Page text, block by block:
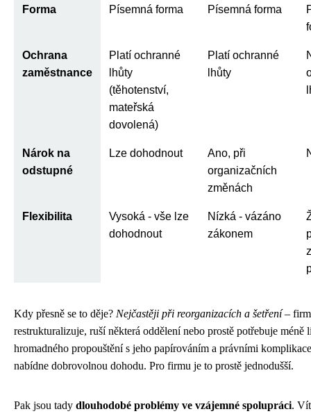
Forma Písemná forma Písemná forma
Ochrana
zaměstnance
Platí ochranné
lhůty
(těhotenství,
mateřská
dovolená)
Platí ochranné
lhůty
Nárok na
odstupné
Lze dohodnout
Ano, při
organizačních
změnách
Flexibilita
Vysoká - vše lze
dohodnout
Nízká - vázáno
zákonem
Kdy přesně se to děje? Nejčastěji při reorganizacích a šetření–
restrukturalizuje, ruší některá oddělení nebo prostě potřebuje méně
hromadného propouštění s jeho papírováním a právními
nabídne dobrovolnou dohodu. Pro firmu je to prostě jednodušší.
Pak jsou tady dlouhodobé problémy ve vzájemné spolupráci.